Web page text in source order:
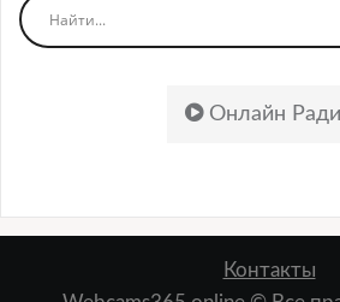
Онлайн
Контакты